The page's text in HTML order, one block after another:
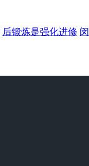
后锻炼是强化进修